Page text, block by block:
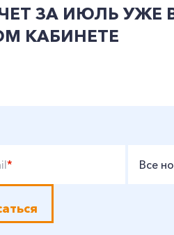
ЗА ИЮЛЬ УЖЕ
КАБИНЕТЕ
* Все